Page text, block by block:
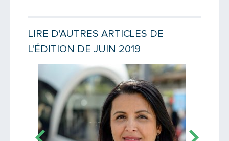
Saisissez le code
PARTAGER
LIRE D'AUTRES ARTICLES DE
L'ÉDITION DE JUIN 2019